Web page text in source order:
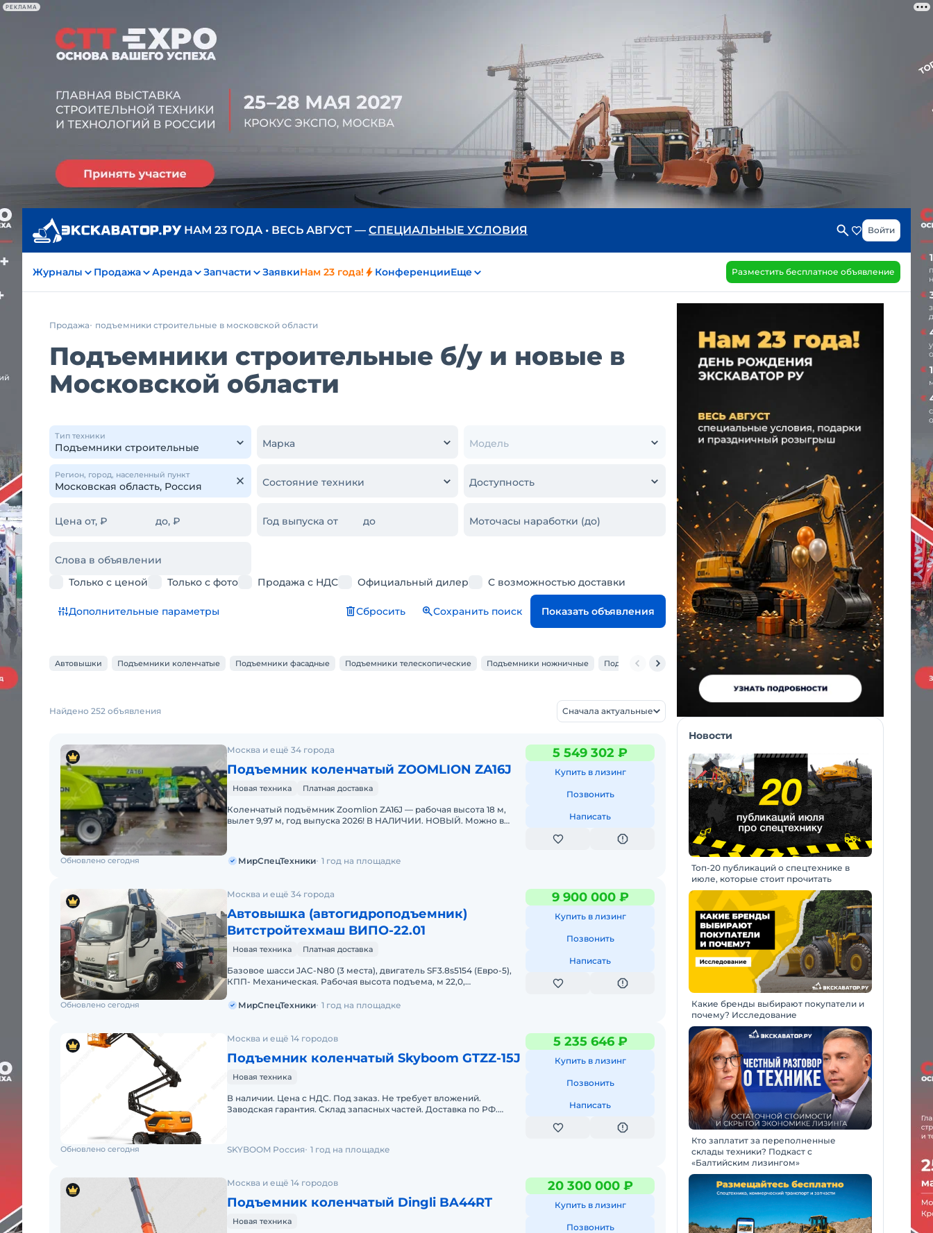
РЕКЛАМА
НАМ 23 ГОДА • ВЕСЬ АВГУСТ — СПЕЦИАЛЬНЫЕ УСЛОВИЯ Войти
Журналы Продажа Аренда Запчасти ЗаявкиНам 23 года! КонференцииЕще Разместить бесплатное объявление
Продажа подъемники строительные в московской области
Подъемники строительные б/у и новые в
Московской области
Тип техники
Марка Модель
Регион, город, населенный пункт
Состояние техники Доступность
Цена от, ₽ до, ₽ Год выпуска от до Моточасы наработки (до)
Слова в объявлении
Только с ценой
Только с фото Продажа с НДС Официальный дилер С возможностью доставки
Дополнительные параметры Сбросить Сохранить поиск Показать объявления
Автовышки Подъемники коленчатые Подъемники фасадные Подъемники телескопические Подъемники ножничные Подъемники мачтовые
Найдено 252 объявления Сначала актуальные
Москва и ещё 34 города
Подъемник коленчатый ZOOMLION ZA16J
Новая техника Платная доставка
Коленчатый подъёмник Zoomlion ZA16J — рабочая высота 18 м,
вылет 9,97 м, год выпуска 2026! В НАЛИЧИИ. НОВЫЙ. Можно в
5 549 302 ₽
Купить в лизинг
Позвонить
Написать
Обновлено сегодня МирСпецТехники 1 год на площадке
Москва и ещё 34 города
Автовышка (автогидроподъемник)
Витстройтехмаш ВИПО-22.01
Новая техника Платная доставка
Базовое шасси JAC-N80 (3 места), двигатель SF3.8s5154 (Евро-5),
КПП- Механическая. Рабочая высота подъема, м 22,0,
9 900 000 ₽
Купить в лизинг
Позвонить
Написать
Обновлено сегодня МирСпецТехники 1 год на площадке
Москва и ещё 14 городов
Подъемник коленчатый Skyboom GTZZ-15J
Новая техника
В наличии. Цена с НДС. Под заказ. Не требует вложений.
Заводская гарантия. Склад запасных частей. Доставка по РФ.
5 235 646 ₽
Купить в лизинг
Позвонить
Написать
Обновлено сегодня SKYBOOM Россия 1 год на площадке
Москва и ещё 14 городов
Подъемник коленчатый Dingli BA44RT
Новая техника
20 300 000 ₽
Купить в лизинг
Позвонить
Новости
Топ-20 публикаций о спецтехнике в
июле, которые стоит прочитать
Какие бренды выбирают покупатели и
почему? Исследование
Кто заплатит за переполненные
склады техники? Подкаст с
«Балтийским лизингом»
Экскаватор Ру — 23 года. Празднуем вместе!
В августе подарки получаем не только мы. Подключайте или
продлевайте продвижение техники со скидкой до 23%, получайте
дополнительные возможности и участвуйте в праздничном
Первые 23 клиента гарантированно получат подарок!
Узнать подробности